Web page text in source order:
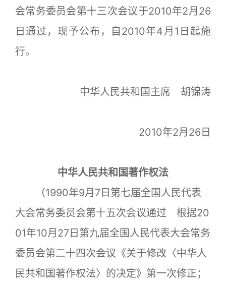
会常务委员会第十三次会议于2010年2月26
日通过，现予公布，自2010年4月1日起施
行。
中华人民共和国主席 胡锦涛
2010年2月26日
中华人民共和国著作权法
（1990年9月7日第七届全国人民代表
大会常务委员会第十五次会议通过 根据20
01年10月27日第九届全国人民代表大会常务
委员会第二十四次会议《关于修改〈中华人
民共和国著作权法〉的决定》第一次修正；